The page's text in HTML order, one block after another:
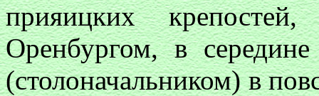
прияицких
Оренбургом, в
(столоначальником) в